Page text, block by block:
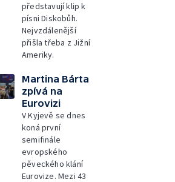
představují klip k
písni Diskobůh.
Nejvzdálenější
přišla třeba z Jižní
Ameriky.
Martina Bárta
zpívá na
Eurovizi
V Kyjevě se dnes
koná první
semifinále
evropského
pěveckého klání
Eurovize. Mezi 43